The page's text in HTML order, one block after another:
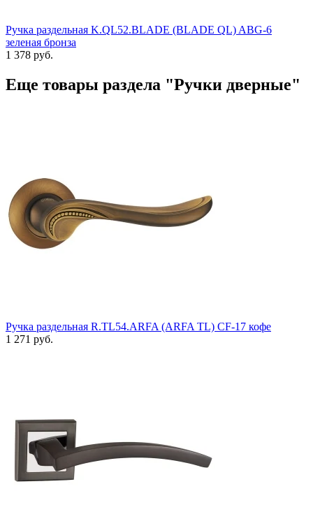
Ручка раздельная K.QL52.BLADE (BLADE QL) ABG-6
зеленая бронза
1 378 руб.
Еще товары раздела "Ручки дверные"
Ручка раздельная R.TL54.ARFA (ARFA TL) CF-17 кофе
1 271 руб.